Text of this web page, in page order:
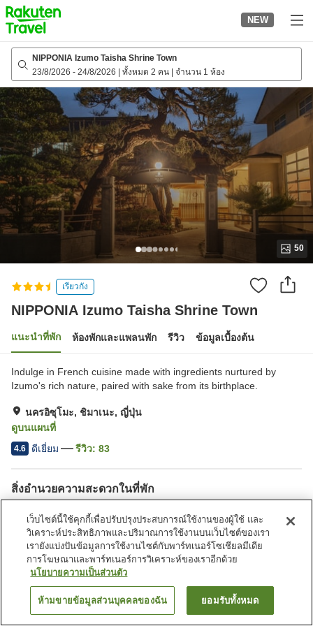
to
top
page
NEW
NIPPONIA Izumo Taisha Shrine Town
23/8/2026 - 24/8/2026 ทั้งหมด 2 คน จำนวน 1 ห้อง
50
เรียวกัง
NIPPONIA Izumo Taisha Shrine Town
แนะนำที่พัก ห้องพักและแพลนพัก รีวิว ข้อมูลเบื้องต้น
Indulge in French cuisine made with ingredients nurtured by
Izumo's rich nature, paired with sake from its birthplace.
นครอิซุโมะ, ชิมาเนะ, ญี่ปุ่น
ดูบนแผนที่
4.6 ดีเยี่ยม รีวิว: 83
สิ่งอำนวยความสะดวกในที่พัก
หน้าแรก ญี่ปุ่น ชิมาเนะ
นครอิซุโมะ
NIPPONIA Izumo Taisha Shrine Town
ค้นหาห้องพัก
เว็บไซต์นี้ใช้คุกกี้เพื่อปรับปรุงประสบการณ์ใช้งานของผู้ใช้ และ
วิเคราะห์ประสิทธิภาพและปริมาณการใช้งานบนเว็บไซต์ของเรา
เรายังแบ่งปันข้อมูลการใช้งานไซต์กับพาร์ทเนอร์โซเชียลมีเดีย
การโฆษณาและพาร์ทเนอร์การวิเคราะห์ของเราอีกด้วย
นโยบายความเป็นส่วนตัว
ห้ามขายข้อมูลส่วนบุคคลของฉัน ยอมรับทั้งหมด